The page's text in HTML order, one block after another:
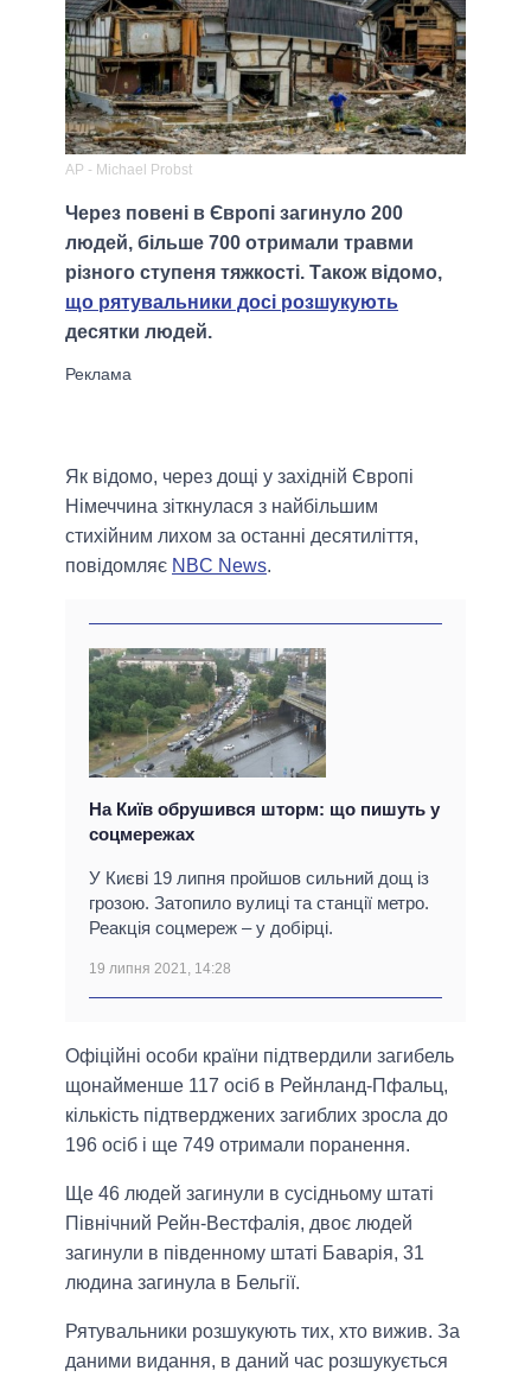
AP - Michael Probst
Через повені в Європі загинуло 200
людей, більше 700 отримали травми
різного ступеня тяжкості. Також відомо,
що рятувальники досі розшукують
десятки людей.
Як відомо, через дощі у західній Європі
Німеччина зіткнулася з найбільшим
стихійним лихом за останні десятиліття,
повідомляє NBC News.
На Київ обрушився шторм: що пишуть у
соцмережах
У Києві 19 липня пройшов сильний дощ із
грозою. Затопило вулиці та станції метро.
Реакція соцмереж – у добірці.
19 липня 2021, 14:28
Офіційні особи країни підтвердили загибель
щонайменше 117 осіб в Рейнланд-Пфальц,
кількість підтверджених загиблих зросла до
196 осіб і ще 749 отримали поранення.
Ще 46 людей загинули в сусідньому штаті
Північний Рейн-Вестфалія, двоє людей
загинули в південному штаті Баварія, 31
людина загинула в Бельгії.
Рятувальники розшукують тих, хто вижив. За
даними видання, в даний час розшукується